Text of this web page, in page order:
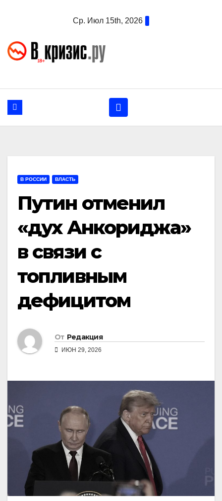
Ср. Июл 15th, 2026
В РОССИИ ВЛАСТЬ
Путин отменил
«дух Анкориджа»
в связи с
топливным
дефицитом
От Редакция
ИЮН 29, 2026